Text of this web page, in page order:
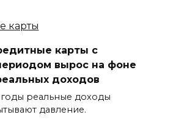
карты с
вырос на фоне
доходов
реальные доходы
давление.